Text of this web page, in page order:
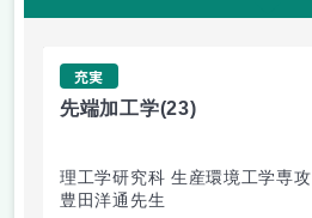
充実
先端加工学(23)
理工学研究科 生産環境工学専攻
豊田洋通先生